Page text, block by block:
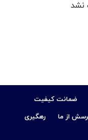
نشد
ضمانت کیفیت
از ما
رهگیری